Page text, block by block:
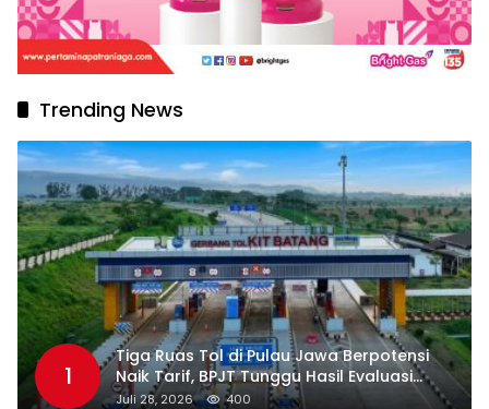
Trending News
1
Tiga Ruas Tol di Pulau Jawa Berpotensi
Naik Tarif, BPJT Tunggu Hasil Evaluasi
Standar Pelayanan
Juli 28, 2026 400